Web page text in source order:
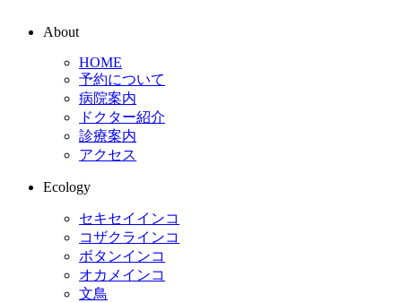
About
HOME
予約について
病院案内
ドクター紹介
診療案内
アクセス
Ecology
セキセイインコ
コザクラインコ
ボタンインコ
オカメインコ
文鳥